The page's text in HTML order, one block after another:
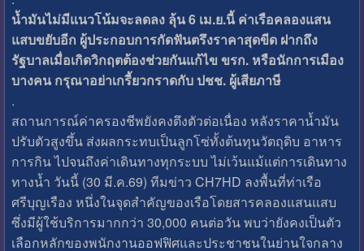
น้ำมันไม่มีแนวโน้มจะลดลง ลุ้น 6 เม.ย.นี้ ค่าเรือคลองแสน
แสบขยับอีก ผู้ประกอบการกัดฟันตรึงราคาสุดขีด ฝากถึง
รัฐบาลเมื่อเกิดวิกฤตต้องช่วยกันแก้ไข ขรก. หรือนักการเมือง
บางคน กรุณาอย่าเกรี้ยวกราดกับ ปชช. ผู้เสียภาษี
.
สถานการณ์ค่าครองชีพยังคงตึงตัวต่อเนื่อง หลังราคาน้ำมัน
ปรับตัวสูงขึ้น ส่งผลกระทบเป็นลูกโซ่ทั้งต้นทุนวัตถุดิบ อาหาร
การกิน ไปจนถึงค่าเดินทางทุกระบบ ไม่เว้นแม้แต่การเดินทาง
ทางน้ำ วันนี้ (30 มี.ค.69) ทีมข่าว CH7HD ลงพื้นที่ท่าเรือ
ศรีบุญเรือง หนึ่งในจุดสำคัญของเรือโดยสารคลองแสนแสบ
ซึ่งมีผู้ใช้บริการมากกว่า 30,000 คนต่อวัน พบว่ายังคงเป็นตัว
เลือกหลักของพนักงานออฟฟิศและประชาชนในย่านใจกลาง